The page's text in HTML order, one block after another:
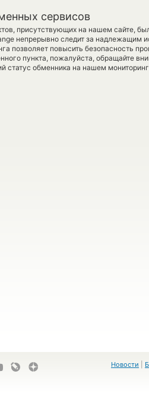
сервисов
присутствующих на нашем сайте,
непрерывно следит за надлежащим
позволяет повысить безопасность
пункта, пожалуйста, обращайте
статус обменника на нашем
Новости